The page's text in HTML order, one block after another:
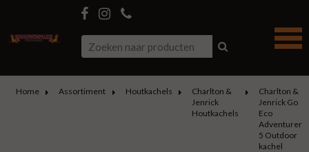
Home Assortiment Houtkachels
Charlton &
Jenrick
Houtkachels
Charlton &
Jenrick Go
Eco
Adventurer
5 Outdoor
kachel